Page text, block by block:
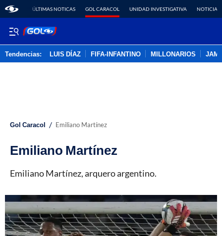
ÚLTIMAS NOTICAS GOL CARACOL UNIDAD INVESTIGATIVA NOTICIAS
Tendencias: LUIS DÍAZ FIFA-INFANTINO MILLONARIOS
Gol Caracol / Emiliano Martínez
Emiliano Martínez
Emiliano Martínez, arquero argentino.